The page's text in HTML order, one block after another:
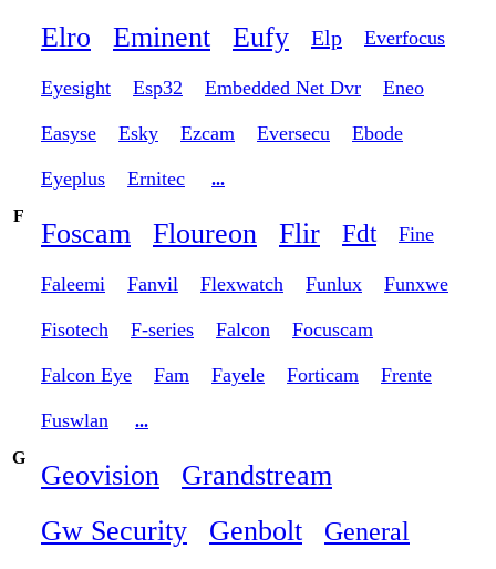
Elro
Eminent Eufy Elp Everfocus
Eyesight Esp32 Embedded Net Dvr Eneo
Easyse Esky Ezcam Eversecu Ebode
Eyeplus Ernitec
...
F
Foscam Floureon Flir Fdt Fine
Faleemi Fanvil Flexwatch Funlux Funxwe
Fisotech F-series Falcon Focuscam
Falcon Eye Fam Fayele Forticam Frente
Fuswlan
...
G
Geovision
Grandstream
Gw Security
Genbolt General